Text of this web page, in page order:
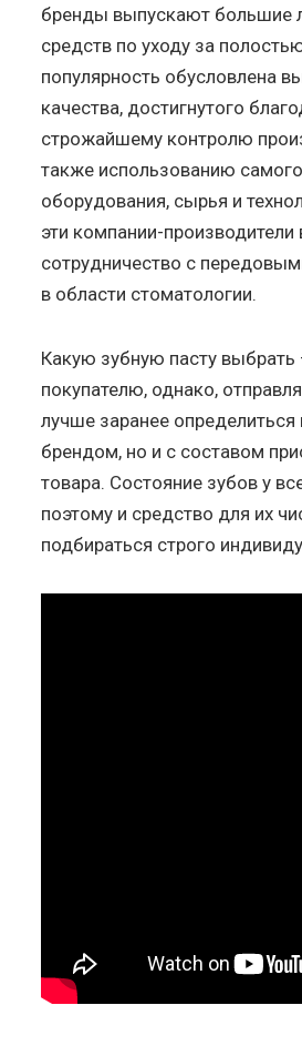
бренды выпускают большие
средств по уходу за
популярность обусловлена
качества, достигнутого
строжайшему контролю
также использованию
оборудования, сырья и
эти компании-производители
сотрудничество с
в области стоматологии.
Какую зубную пасту
покупателю, однако,
лучше заранее определиться
брендом, но и с составом
товара. Состояние зубов у
поэтому и средство для их
подбираться строго